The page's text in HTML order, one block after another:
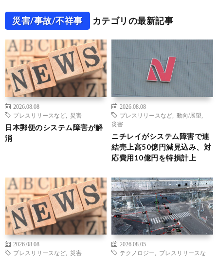
災害/事故/不祥事 カテゴリの最新記事
2026.08.08
プレスリリースなど
災害
日本郵便のシステム障害が解
消
2026.08.08
プレスリリースなど
動向/展望
災害
ニチレイがシステム障害で連
結売上高50億円減見込み、対
応費用10億円を特損計上
2026.08.08
プレスリリースなど
災害
2026.08.05
テクノロジー
プレスリリースな